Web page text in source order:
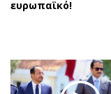
ευρωπαϊκό!